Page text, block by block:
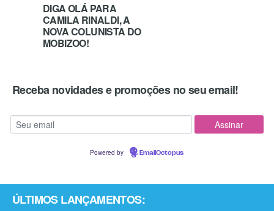
DIGA OLÁ PARA
CAMILA RINALDI, A
NOVA COLUNISTA DO
MOBIZOO!
Receba novidades e promoções no seu email!
Powered by EmailOctopus
ÚLTIMOS LANÇAMENTOS: